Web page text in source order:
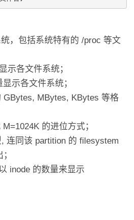
，包括系统特有的 /proc 等文
示各文件系统；
示各文件系统；
GBytes, MBytes, KBytes 等格
的进位方式；
连同该 partition 的 filesystem
inode 的数量来显示